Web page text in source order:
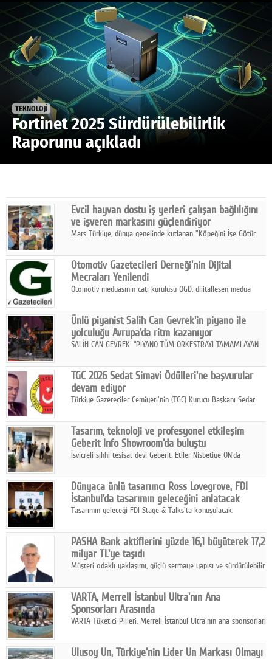
TEKNOLOJİ
Fortinet 2025 Sürdürülebilirlik
Raporunu açıkladı
Evcil hayvan dostu iş yerleri çalışan bağlılığını
ve işveren markasını güçlendiriyor
Mars Türkiye, dünya genelinde kutlanan "Köpeğini İşe Götür
çalışan bağlılığı, iyi olma hali ve işveren markası üzerindeki
etkisine dikkat çekti.
Otomotiv Gazetecileri Derneği'nin Dijital
Mecraları Yenilendi
Otomotiv medyasının çatı kuruluşu OGD, dijitalleşen medya
hedefiyle internet sitesini ve sosyal medya kanallarını yeniledi.
Ünlü piyanist Salih Can Gevrek'in piyano ile
yolculuğu Avrupa'da ritm kazanıyor
SALİH CAN GEVREK: “PİYANO TÜM ORKESTRAYI TAMAMLAYAN
ETKİ YARATIYOR"
TGC 2026 Sedat Simavi Ödülleri'ne başvurular
devam ediyor
Türkiye Gazeteciler Cemiyeti'nin (TGC) Kurucu Başkanı Sedat
Tasarım, teknoloji ve profesyonel etkileşim
Geberit Info Showroom'da buluştu
İsviçreli sıhhi tesisat devi Geberit; Etiler Nisbetiye ON'da
ortaklığıyla özel bir davete ev sahipliği yaptı.
Dünyaca ünlü tasarımcı Ross Lovegrove, FDI
İstanbul'da tasarımın geleceğini anlatacak
Tasarımın geleceği FDI Stage & Talks'ta konuşulacak.
PASHA Bank aktiflerini yüzde 16,1 büyüterek 17,2
milyar TL'ye taşıdı
Müşteri odaklı yaklaşımı, güçlü sermaye yapısı ve sürdürülebilir
yılının ilk yarısında güçlü finansal performansını korudu.
VARTA, Merrell İstanbul Ultra'nın Ana
Sponsorları Arasında
VARTA Tüketici Pilleri, Merrell İstanbul Ultra'nın ana sponsorları
enerjisine güç katıyor.
Ulusoy Un, Türkiye'nin Lider Un Markası Olmayı